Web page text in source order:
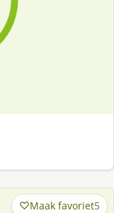
Maak favoriet5